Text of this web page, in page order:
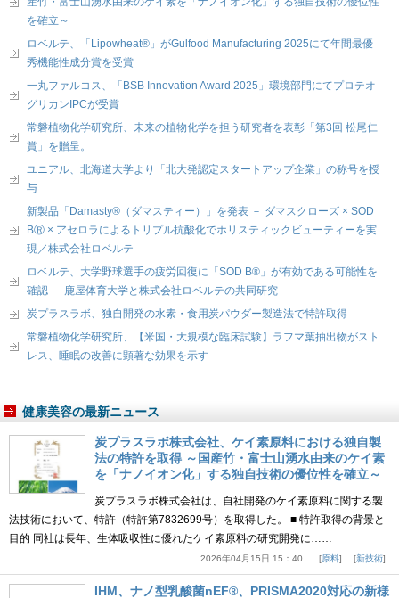
を確立～
ロベルテ、「Lipowheat®」がGulfood Manufacturing 2025にて年間最優
秀機能性成分賞を受賞
一丸ファルコス、「BSB Innovation Award 2025」環境部門にてプロテオ
グリカンIPCが受賞
常磐植物化学研究所、未来の植物化学を担う研究者を表彰「第3回 松尾仁
賞」を贈呈。
ユニアル、北海道大学より「北大発認定スタートアップ企業」の称号を授
与
新製品「Damasty®（ダマスティー）」を発表 － ダマスクローズ × SOD
BⓇ × アセロラによるトリプル抗酸化でホリスティックビューティーを実
現／株式会社ロベルテ
ロベルテ、大学野球選手の疲労回復に「SOD B®」が有効である可能性を
確認 ― 鹿屋体育大学と株式会社ロベルテの共同研究 ―
炭プラスラボ、独自開発の水素・食用炭パウダー製造法で特許取得
常磐植物化学研究所、【米国・大規模な臨床試験】ラフマ葉抽出物がスト
レス、睡眠の改善に顕著な効果を示す
健康美容の最新ニュース
炭プラスラボ株式会社、ケイ素原料における独自製
法の特許を取得 ～国産竹・富士山湧水由来のケイ素
を「ナノイオン化」する独自技術の優位性を確立～
炭プラスラボ株式会社は、自社開発のケイ素原料に関する製
法技術において、特許（特許第7832699号）を取得した。 ■ 特許取得の背景と
目的 同社は長年、生体吸収性に優れたケイ素原料の研究開発に……
2026年04月15日 15：40 原料 新技術
IHM、ナノ型乳酸菌nEF®、PRISMA2020対応の新様